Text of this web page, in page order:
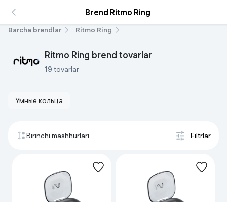
Brend Ritmo Ring
Barcha brendlar Ritmo Ring
Ritmo Ring brend tovarlar
19 tovarlar
Умные кольца
Birinchi mashhurlari Filtrlar